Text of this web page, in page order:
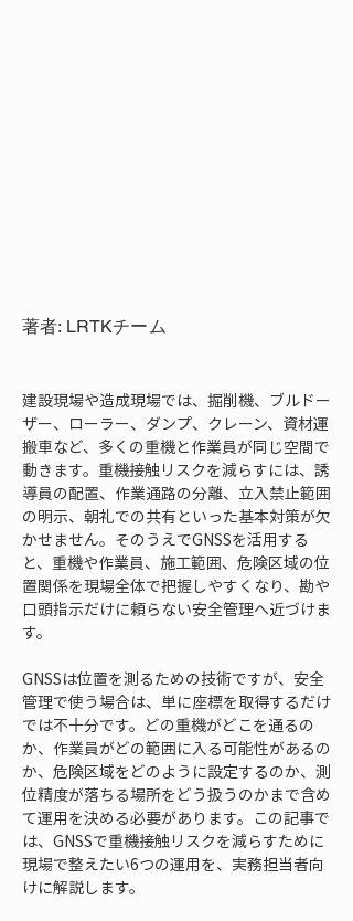
著者: LRTKチーム
建設現場や造成現場では、掘削機、ブルドー
ザー、ローラー、ダンプ、クレーン、資材運
搬車など、多くの重機と作業員が同じ空間で
動きます。重機接触リスクを減らすには、誘
導員の配置、作業通路の分離、立入禁止範囲
の明示、朝礼での共有といった基本対策が欠
かせません。そのうえでGNSSを活用する
と、重機や作業員、施工範囲、危険区域の位
置関係を現場全体で把握しやすくなり、勘や
口頭指示だけに頼らない安全管理へ近づけま
す。
GNSSは位置を測るための技術ですが、安全
管理で使う場合は、単に座標を取得するだけ
では不十分です。どの重機がどこを通るの
か、作業員がどの範囲に入る可能性があるの
か、危険区域をどのように設定するのか、測
位精度が落ちる場所をどう扱うのかまで含め
て運用を決める必要があります。この記事で
は、GNSSで重機接触リスクを減らすために
現場で整えたい6つの運用を、実務担当者向
けに解説します。